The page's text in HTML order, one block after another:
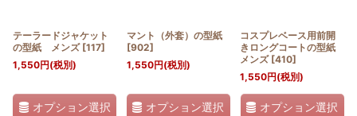
テーラードジャケット
の型紙 メンズ [117]
1,550円(税別)
オプション選択
マント（外套）の型紙
[902]
1,550円(税別)
オプション選択
コスプレベース用前開
きロングコートの型紙
メンズ [410]
1,550円(税別)
オプション選択